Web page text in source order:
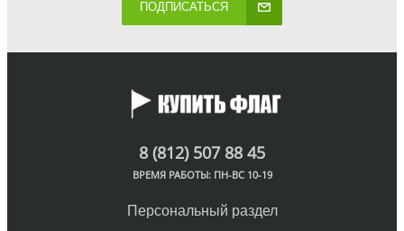
ПОДПИСАТЬСЯ
8 (812) 507 88 45
ВРЕМЯ РАБОТЫ: ПН-ВС 10-19
Персональный раздел